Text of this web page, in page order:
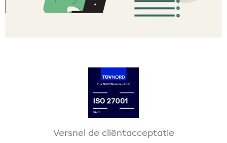
Versnel de cliëntacceptatie